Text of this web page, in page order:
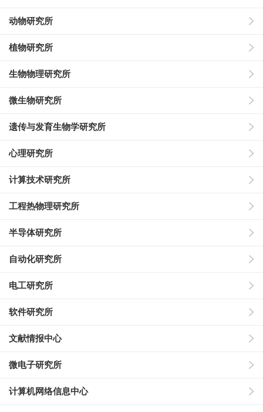
动物研究所
植物研究所
生物物理研究所
微生物研究所
遗传与发育生物学研究所
心理研究所
计算技术研究所
工程热物理研究所
半导体研究所
自动化研究所
电工研究所
软件研究所
文献情报中心
微电子研究所
计算机网络信息中心